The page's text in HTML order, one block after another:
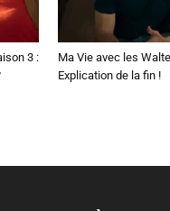
3 :
Ma Vie avec les
Explication de la fin !